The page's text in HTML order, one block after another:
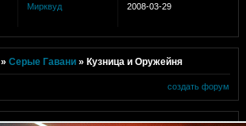
Мирквуд 2008-03-29
»Серые Гавани »Кузница и Оружейня
создать форум